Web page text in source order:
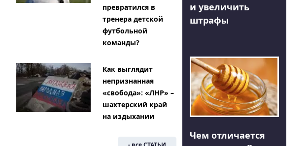
превратился в
тренера детской
футбольной
команды?
Как выглядит
непризнанная
«свобода»: «ЛНР» –
шахтерский край
на издыхании
и увеличить
штрафы
Чем отличается